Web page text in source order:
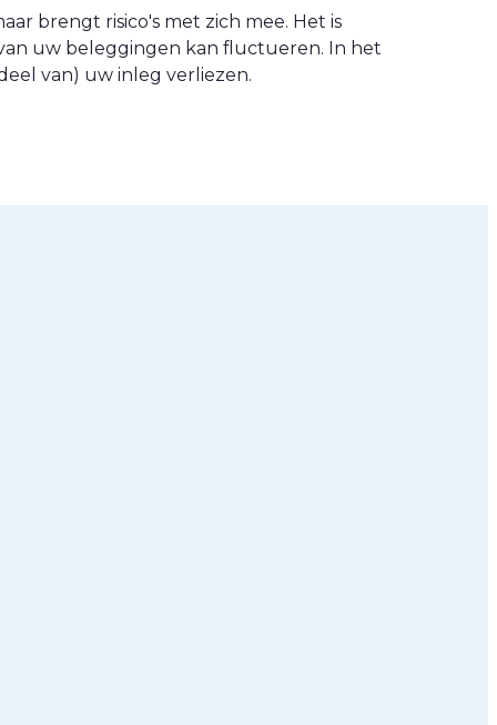
brengt risico's met zich mee. Het is
uw beleggingen kan fluctueren. In het
van) uw inleg verliezen.